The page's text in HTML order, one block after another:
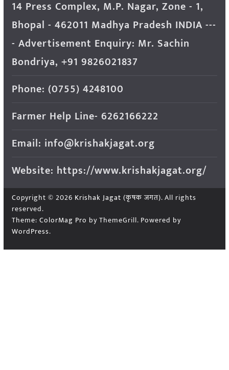
14 Press Complex, M.P. Nagar, Zone - 1,
Bhopal - 462011 Madhya Pradesh INDIA ---
- Advertisement Enquiry: Mr. Sachin
Bondriya, +91 9826021837
Phone: (0755) 4248100
Farmer Help Line- 6262166222
Email: info@krishakjagat.org
Website: https://www.krishakjagat.org/
Copyright © 2026 Krishak Jagat (कृषक जगत). All rights
reserved.
Theme: ColorMag Pro by ThemeGrill. Powered by
WordPress.